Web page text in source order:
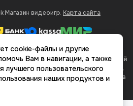
Магазин видеоигр. Карта сайта
сайте информация, касающаяся
и услуг, носит информационный
не является публичной офертой,
Статьи 437(2) Гражданского кодекса
cookie-файлы и другие
Вам в навигации, а также
лучшего пользовательского
наших продуктов и